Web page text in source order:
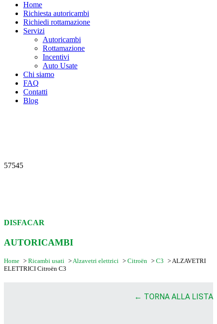
Home
Richiesta autoricambi
Richiedi rottamazione
Servizi
Autoricambi
Rottamazione
Incentivi
Auto Usate
Chi siamo
FAQ
Contatti
Blog
57545
DISFACAR
AUTORICAMBI
Home > Ricambi usati >Alzavetri elettrici > Citroën > C3 >ALZAVETRI
ELETTRICI Citroën C3
← TORNA ALLA LISTA